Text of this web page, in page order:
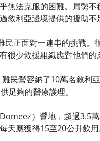
無法克服的困難。局勢
敘利亞邊境提供的援助
民正面對一連串的挑戰
很少救援組織應對他們的
民營容納了10萬名敘利
足夠的醫療護理。
）營地，超過3.5
天應獲得15至20公升飲用